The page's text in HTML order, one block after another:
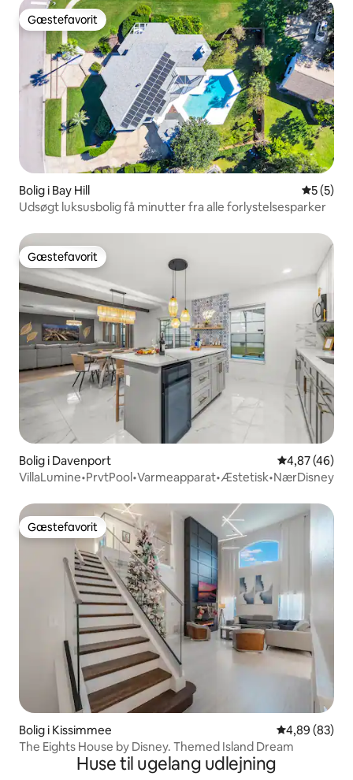
Gæstefavorit
Gæstefavorit
Bolig i Bay Hill 5 ud af 5
5 (5)
Udsøgt luksusbolig få minutter fra alle forlystelsesparker
Gæstefavorit
Gæstefavorit
Bolig i Davenport 4,87 ud af 5 i
4,87 (46)
VillaLumine•PrvtPool•Varmeapparat•Æstetisk•NærDisney
Gæstefavorit
Gæstefavorit
Bolig i Kissimmee 4,89 ud af 5 i
4,89 (83)
The Eights House by Disney. Themed Island Dream
Huse til ugelang udlejning